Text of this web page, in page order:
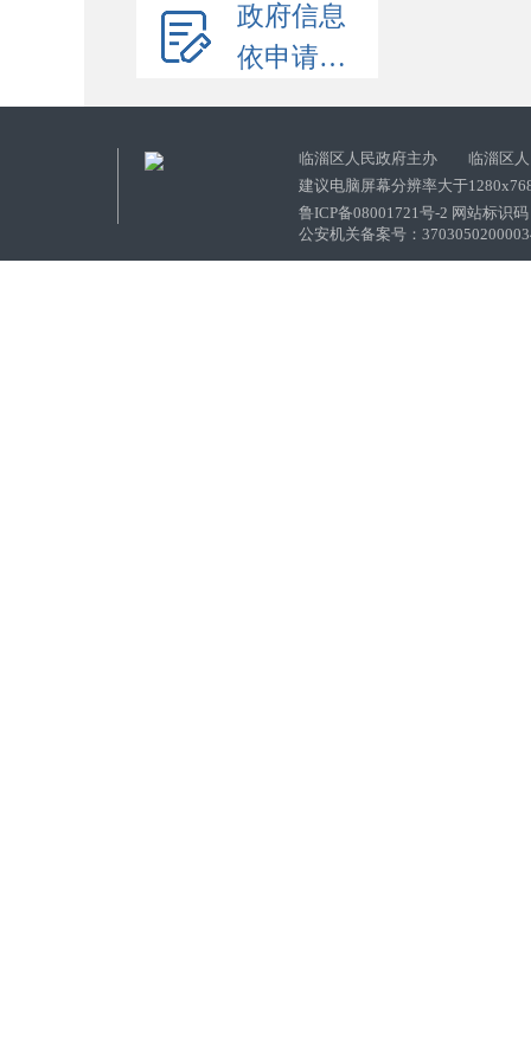
政府信息
依申请公开
临淄区人民政府主办 临淄区人
建议电脑屏幕分辨率大于
鲁ICP备08001721号-2 网站标识
公安机关备案号：